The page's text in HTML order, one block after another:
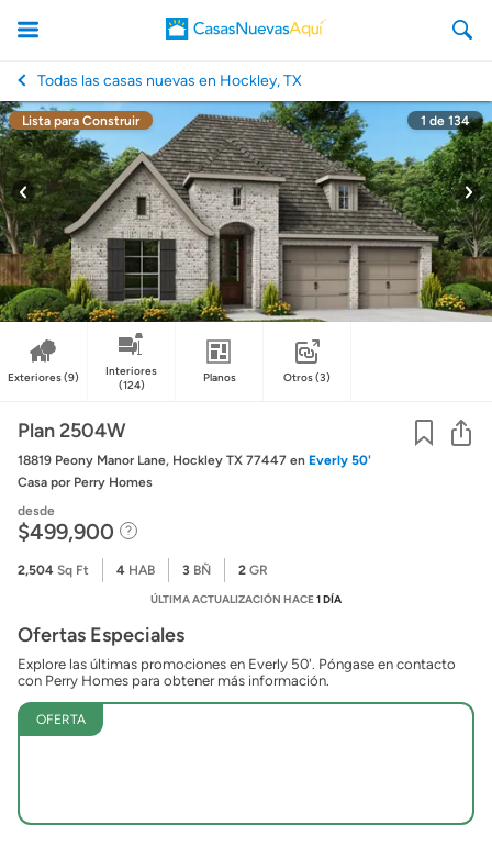
CasasNuevasAqui
Todas las casas nuevas en Hockley, TX
Lista para Construir 1 de 134
Exteriores(9)
Interiores
(124)
Planos Otros(3)
Plan 2504W
18819 Peony Manor Lane, Hockley TX 77447 en Everly 50'
Casa por Perry Homes
desde
$499,900
2,504 Sq Ft 4 HAB 3 BÑ 2 GR
ÚLTIMA ACTUALIZACIÓN HACE1 DÍA
Ofertas Especiales
Explore las últimas promociones en Everly 50'. Póngase en contacto
con Perry Homes para obtener más información.
OFERTA